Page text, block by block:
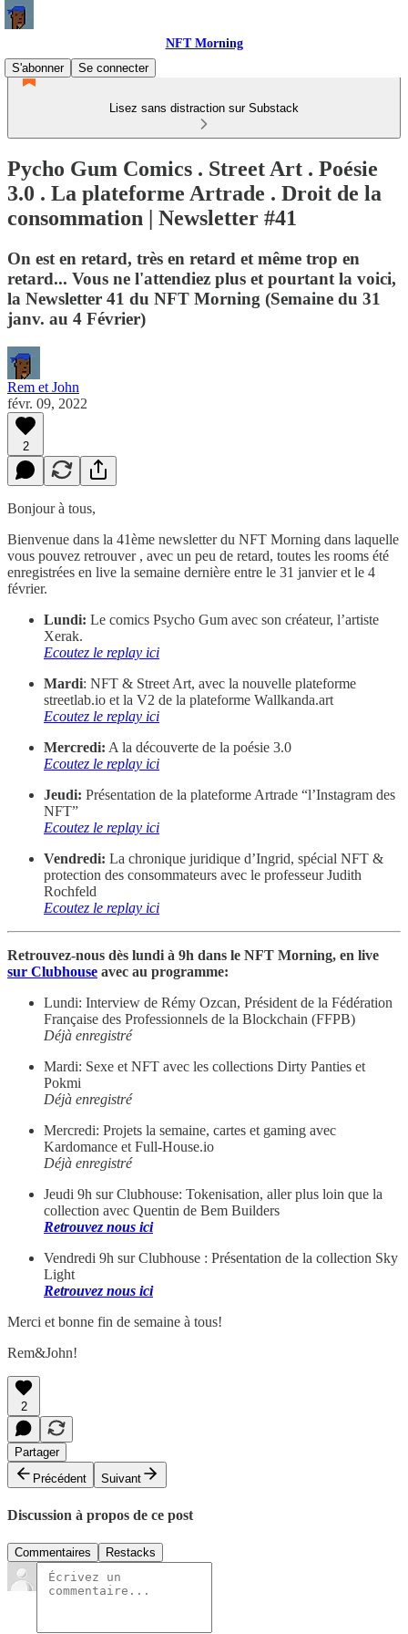
NFT Morning
S'abonner
Se connecter
Lisez sans distraction sur Substack
Pycho Gum Comics . Street Art . Poésie
3.0 . La plateforme Artrade . Droit de la
consommation | Newsletter #41
On est en retard, très en retard et même trop en
retard... Vous ne l'attendiez plus et pourtant la voici,
la Newsletter 41 du NFT Morning (Semaine du 31
janv. au 4 Février)
Rem et John
févr. 09, 2022
2
Bonjour à tous,
Bienvenue dans la 41ème newsletter du NFT Morning dans laquelle
vous pouvez retrouver , avec un peu de retard, toutes les rooms été
enregistrées en live la semaine dernière entre le 31 janvier et le 4
février.
Lundi: Le comics Psycho Gum avec son créateur, l’artiste
Xerak.
Ecoutez le replay ici
Mardi: NFT & Street Art, avec la nouvelle plateforme
streetlab.io et la V2 de la plateforme Wallkanda.art
Ecoutez le replay ici
Mercredi: A la découverte de la poésie 3.0
Ecoutez le replay ici
Jeudi: Présentation de la plateforme Artrade “l’Instagram des
NFT”
Ecoutez le replay ici
Vendredi: La chronique juridique d’Ingrid, spécial NFT &
protection des consommateurs avec le professeur Judith
Rochfeld
Ecoutez le replay ici
Retrouvez-nous dès lundi à 9h dans le NFT Morning, en live
sur Clubhouse avec au programme:
Lundi: Interview de Rémy Ozcan, Président de la Fédération
Française des Professionnels de la Blockchain (FFPB)
Déjà enregistré
Mardi: Sexe et NFT avec les collections Dirty Panties et
Pokmi
Déjà enregistré
Mercredi: Projets la semaine, cartes et gaming avec
Kardomance et Full-House.io
Déjà enregistré
Jeudi 9h sur Clubhouse: Tokenisation, aller plus loin que la
collection avec Quentin de Bem Builders
Retrouvez nous ici
Vendredi 9h sur Clubhouse : Présentation de la collection Sky
Light
Retrouvez nous ici
Merci et bonne fin de semaine à tous!
Rem&John!
2
Partager
Précédent
Suivant
Discussion à propos de ce post
Commentaires Restacks